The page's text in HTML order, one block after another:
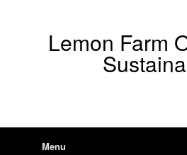
Lemon Farm
Menu